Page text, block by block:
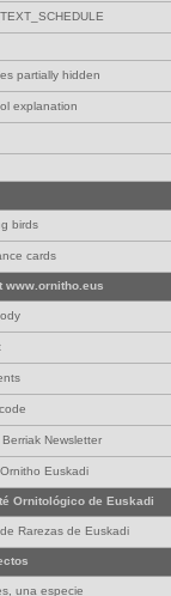
partially hidden
explanation
birds
cards
www.ornitho.eus
Newsletter
Euskadi
Ornitológico de Euskadi
Rarezas de Euskadi
una especie